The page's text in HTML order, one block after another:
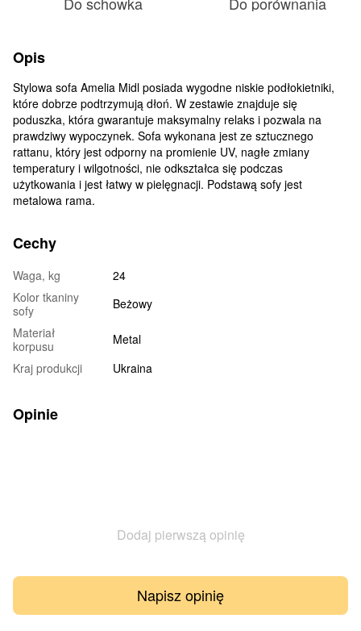
Opis
Stylowa sofa Amelia Midl posiada wygodne niskie podłokietniki,
które dobrze podtrzymują dłoń. W zestawie znajduje się
poduszka, która gwarantuje maksymalny relaks i pozwala na
prawdziwy wypoczynek. Sofa wykonana jest ze sztucznego
rattanu, który jest odporny na promienie UV, nagłe zmiany
temperatury i wilgotności, nie odkształca się podczas
użytkowania i jest łatwy w pielęgnacji. Podstawą sofy jest
metalowa rama.
Cechy
Waga, kg
24
Kolor tkaniny
sofy
Beżowy
Materiał
korpusu
Metal
Kraj produkcji
Ukraina
Opinie
Dodaj pierwszą opinię
Napisz opinię